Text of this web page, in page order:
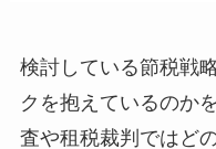
検討している節税戦
クを抱えているのか
査や租税裁判ではど